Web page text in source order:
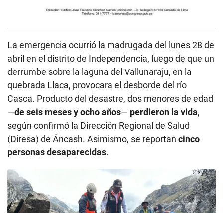
La emergencia ocurrió la madrugada del lunes 28 de
abril en el distrito de Independencia, luego de que un
derrumbe sobre la laguna del Vallunaraju, en la
quebrada Llaca, provocara el desborde del río
Casca. Producto del desastre, dos menores de edad
—de seis meses y ocho años— perdieron la vida,
según confirmó la Dirección Regional de Salud
(Diresa) de Áncash. Asimismo, se reportan cinco
personas desaparecidas.